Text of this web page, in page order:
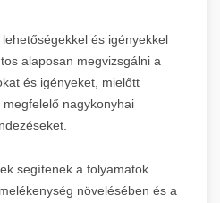
és igényekkel
alaposan megvizsgálni a
és igényeket, mielőtt
nagykonyhai
segítenek a folyamatok
növelésében és a